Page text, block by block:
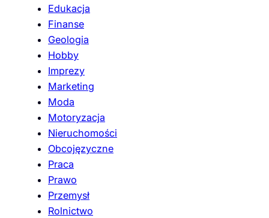
Edukacja
Finanse
Geologia
Hobby
Imprezy
Marketing
Moda
Motoryzacja
Nieruchomości
Obcojęzyczne
Praca
Prawo
Przemysł
Rolnictwo